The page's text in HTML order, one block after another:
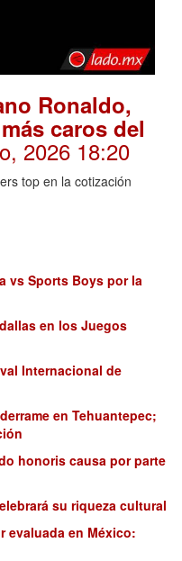
Ronaldo,
caros del
2026 18:20
top en la cotización
vs Sports Boys por la
en los Juegos
Internacional de
en Tehuantepec;
honoris causa por parte
su riqueza cultural
evaluada en México: